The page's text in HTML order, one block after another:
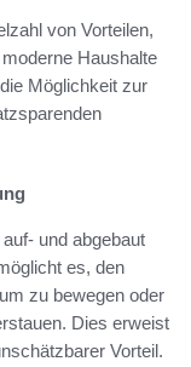
von Vorteilen,
Haushalte
Möglichkeit zur
und abgebaut
es, den
zu bewegen oder
Dies erweist
Vorteil.